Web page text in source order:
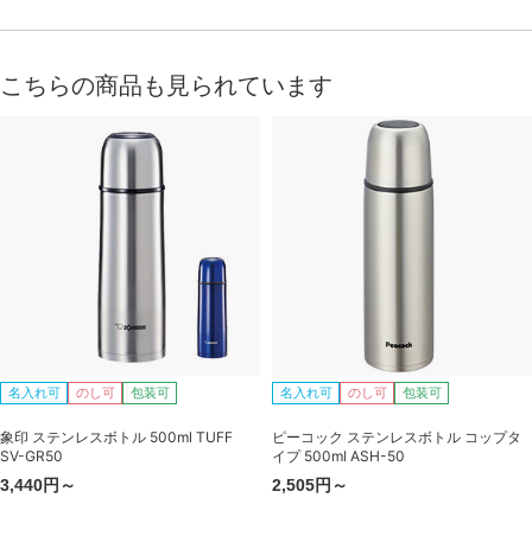
こちらの商品も見られています
名入れ可 のし可 包装可
象印 ステンレスボトル 500ml TUFF
SV-GR50
3,440円～
名入れ可 のし可 包装可
ピーコック ステンレスボトル コップタ
イプ 500ml ASH-50
2,505円～